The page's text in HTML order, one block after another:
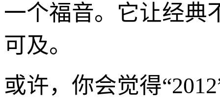
一个福音。它让经典
可及。
或许，你会觉得